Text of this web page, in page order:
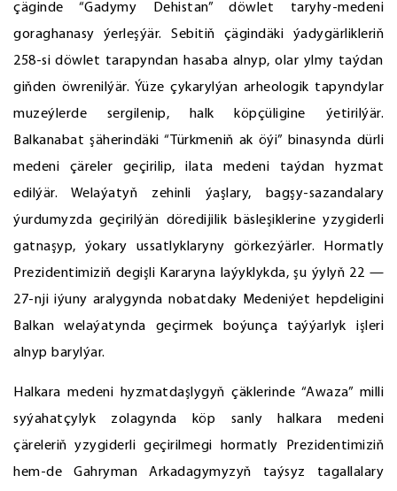
çäginde “Gadymy Dehistan” döwlet taryhy-medeni
goraghanasy ýerleşýär. Sebitiň çägindäki ýadygärlikleriň
258-si döwlet tarapyndan hasaba alnyp, olar ylmy taýdan
giňden öwrenilýär. Ýüze çykarylýan arheologik tapyndylar
muzeýlerde sergilenip, halk köpçüligine ýetirilýär.
Balkanabat şäherindäki “Türkmeniň ak öýi” binasynda dürli
medeni çäreler geçirilip, ilata medeni taýdan hyzmat
edilýär. Welaýatyň zehinli ýaşlary, bagşy-sazandalary
ýurdumyzda geçirilýän döredijilik bäsleşiklerine yzygiderli
gatnaşyp, ýokary ussatlyklaryny görkezýärler. Hormatly
Prezidentimiziň degişli Kararyna laýyklykda, şu ýylyň 22 —
27-nji iýuny aralygynda nobatdaky Medeniýet hepdeligini
Balkan welaýatynda geçirmek boýunça taýýarlyk işleri
alnyp barylýar.
Halkara medeni hyzmatdaşlygyň çäklerinde “Awaza” milli
syýahatçylyk zolagynda köp sanly halkara medeni
çäreleriň yzygiderli geçirilmegi hormatly Prezidentimiziň
hem-de Gahryman Arkadagymyzyň taýsyz tagallalary